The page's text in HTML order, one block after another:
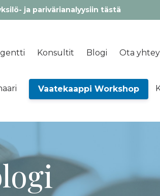
ja parivärianalyysiin tästä
Konsultit Blogi Ota
Vaatekaappi Workshop